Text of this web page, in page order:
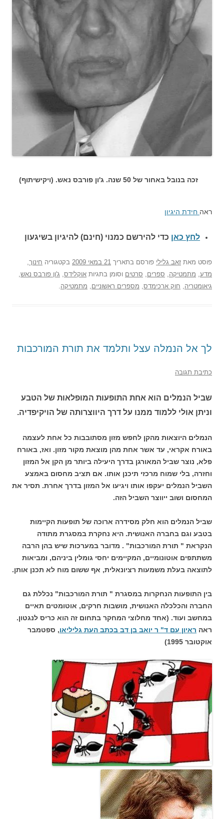
זכה בנובל באחור של 50 שנה. ג'ון פורבס נאש. (ויקישיתוף)
ראהחידת היגיון
לחץ כאן כדי להירשם כ מנוי (חינם) להיגיון בשיגעון
פוסטמאתזאב גליליפורסם בתאריך21 במאי 2009 בקטגוריהחינוך,
מדע, מתמטיקה, ספרים, סרטיםוסומן בתגיותאוקלידס, ג'ון פורבס נאש,
גיאומטריה, חוק ארכימדס, מספרים ראשוניים, מתמטיקה.
לך אל הנמלה עצל ותלמד את תורת המורכבות
כתיבת תגובה
שביל הנמלים הוא אחת התופעות המופלאות של הטבע
וניתן אולי ללמוד ממנו על דרך היווצרותה של הויקיפדיה.
הנמלים היוצאות מהקן לחפש מזון מסתובבות כל אחת לעצמה
באורח אקראי, עד אשר אחת מהן מוצאת מקור מזון. ואז, באורח
פלא, נוצר שביל המאורגן בדרך היעילה ביותר מן הקן אל המזון
וחזרה, בלי שמוח מרכזי תיכנן אותו. אם תציב מחסום באמצע
השביל הנמלים יעקפו אותו ויגיעו אל המזון בדרך אחרת. תסיר את
המחסום ושוב ייווצר השביל הזה.
שביל הנמלים הוא חלק מסידרה ארוכה של תופעות הקיימות
בטבע וגם בחברה האנושית. היא נחקרת במסגרת מתודה
הנקראת " תורת המורכבות" . מדובר במערכות שיש בהן הרבה
משתתפים אוטונומיים, המקיימים יחסי גומלין ביניהם, ומביאות
לתוצאה בעלת משמעות רציונאלית, אף ששום מוח לא תכנן אותן.
בין התופעות הנחקרות במסגרת " תורת המורכבות" נכללת גם
החברה והכלכלה האנושית, מושבות חרקים, אוטומטים תאיים
במחשב ועוד. (אחד מחלוצי המחקר בתחום זה הוא כריס לנגטון.
ראהראיון עם ד" ר יואב בן דב בכתב העת גליליאו, ספטמבר
אוקטובר 1995)